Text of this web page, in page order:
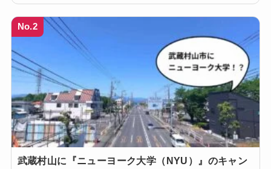
No.2
武蔵村山に『ニューヨーク大学（NYU）』のキャン